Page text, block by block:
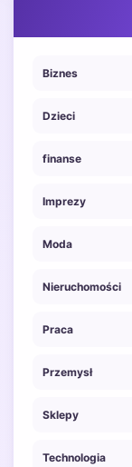
Biznes
Dzieci
finanse
Imprezy
Moda
Nieruchomości
Praca
Przemysł
Sklepy
Technologia